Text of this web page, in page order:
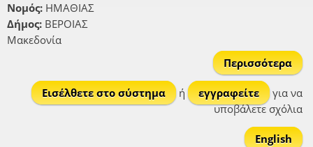
Νομός: ΗΜΑΘΙΑΣ
Δήμος: ΒΕΡΟΙΑΣ
Μακεδονία
Περισσότερα
Εισέλθετε στο σύστημα
ή εγγραφείτε
για να
υποβάλετε σχόλια
English